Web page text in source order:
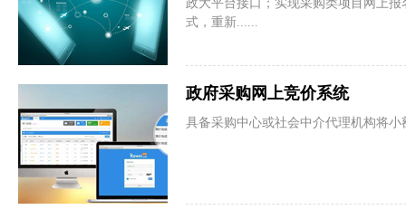
政大平台接口；实现采购类项目网上
式，重新......
政府采购网上竞价系统
具备采购中心或社会中介代理机构将